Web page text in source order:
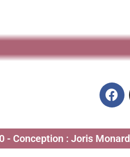
- Conception : Joris Monard